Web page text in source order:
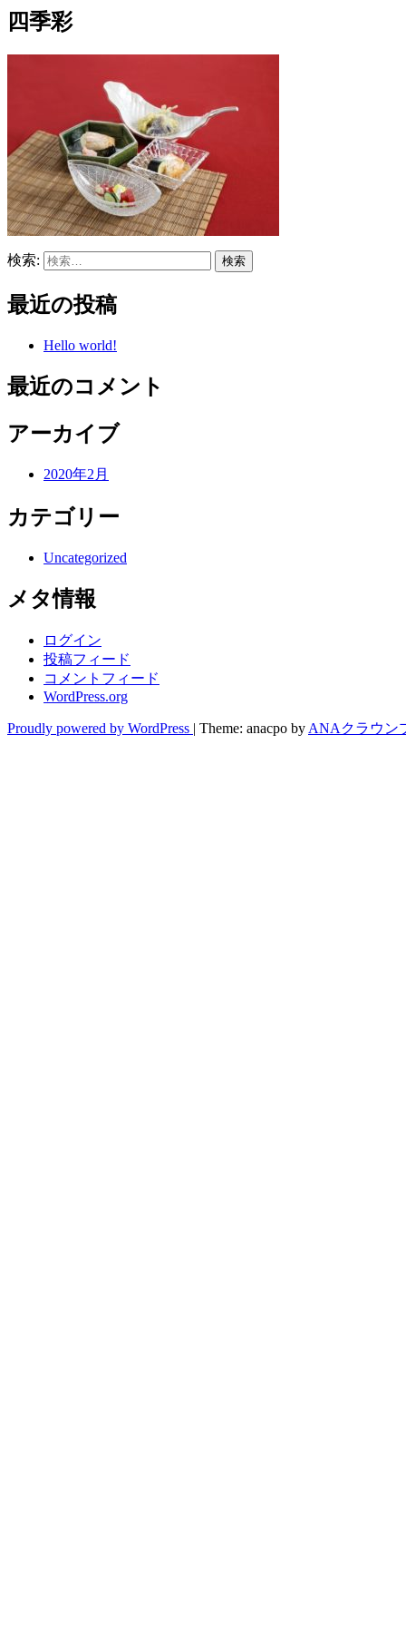
四季彩
検索:
最近の投稿
Hello world!
最近のコメント
アーカイブ
2020年2月
カテゴリー
Uncategorized
メタ情報
ログイン
投稿フィード
コメントフィード
WordPress.org
Proudly powered by WordPress | Theme: anacpo by ANAクラウン